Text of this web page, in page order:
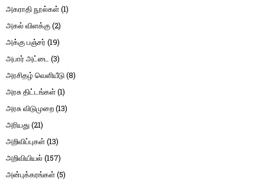
அகராதி நூல்கள்(1)
அகல் விளக்கு(2)
அக்கு பஞ்சர் (19)
அபார் அட்டை (3)
அரசிதழ் வெளியீடு(8)
அரசு திட்டங்கள்(1)
அரசு விடுமுறை(13)
அரியது(21)
அறிவிப்புகள்(13)
அறிவியியல் (157)
அன்புக்கரங்கள்(5)